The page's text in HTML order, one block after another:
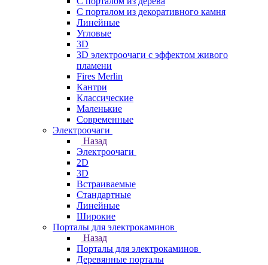
С порталом из декоративного камня
Линейные
Угловые
3D
3D электроочаги с эффектом живого
пламени
Fires Merlin
Кантри
Классические
Маленькие
Современные
Электроочаги
Назад
Электроочаги
2D
3D
Встраиваемые
Стандартные
Линейные
Широкие
Порталы для электрокаминов
Назад
Порталы для электрокаминов
Деревянные порталы